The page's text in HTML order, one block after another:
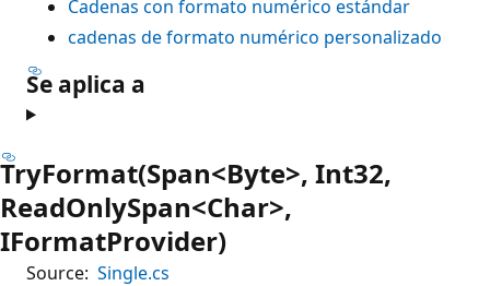
Cadenas con formato numérico estándar
cadenas de formato numérico personalizado
Se aplica a
TryFormat(Span<Byte>, Int32,
ReadOnlySpan<Char>,
IFormatProvider)
Source: Single.cs